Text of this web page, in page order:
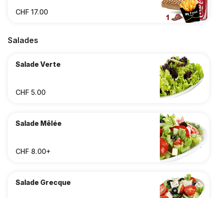
CHF 17.00
Salades
Salade Verte
CHF 5.00
Salade Mêlée
CHF 8.00+
Salade Grecque